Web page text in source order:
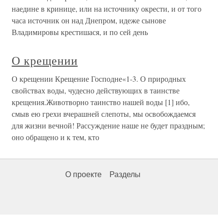
наедине в кринице, или на источнику окрести, и от того
часа источник он над Днепром, идеже сынове
Владимировы крестишася, и по сей день
О крещении
О крещении Крещение Господне«1-3. О природных
свойствах воды, чудесно действующих в таинстве
крещения.Животворно таинство нашей воды [1] ибо,
смыв ею грехи вчерашней слепоты, мы освобождаемся
для жизни вечной! Рассуждение наше не будет праздным;
оно обращено и к тем, кто
О проекте Разделы